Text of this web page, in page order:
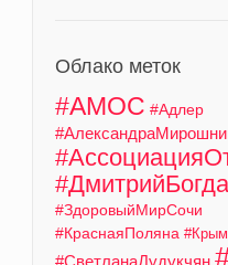
Облако меток
#АМОС #Адлер
#ЗдоровыйМирСочи
#КраснаяПоляна #Крым
#СветланаДудукчян